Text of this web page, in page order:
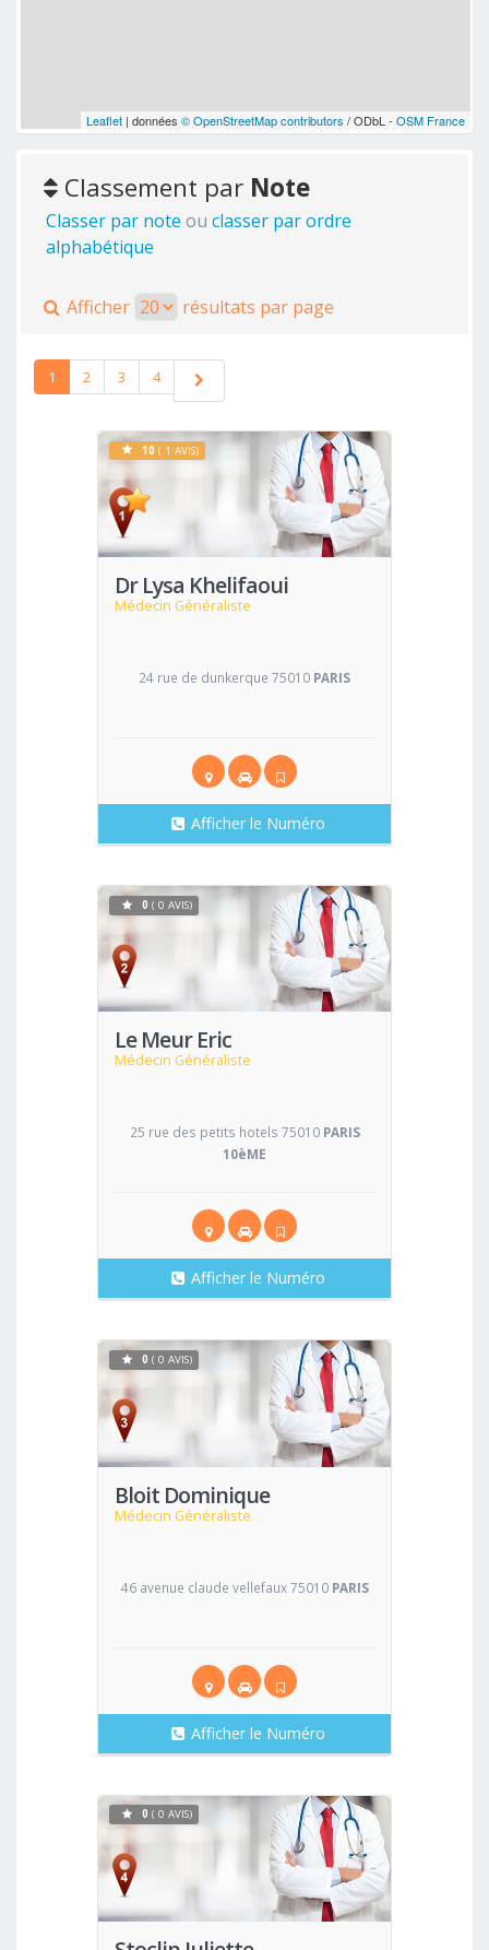
Leaflet| données © OpenStreetMap contributors / ODbL - OSM France
Classement par Note
Classer par note ou classer par ordre
alphabétique
Afficher résultats par page
1 2 3 4
Dr Lysa Khelifaoui
Médecin Généraliste
Voir
10 ( 1 AVIS)
24 rue de dunkerque 75010 PARIS
Afficher le Numéro
Le Meur Eric
Médecin Généraliste
Voir
0 ( 0 AVIS)
25 rue des petits hotels 75010 PARIS
10èME
Afficher le Numéro
Bloit Dominique
Médecin Généraliste
Voir
0 ( 0 AVIS)
46 avenue claude vellefaux 75010 PARIS
Afficher le Numéro
Voir
0 ( 0 AVIS)